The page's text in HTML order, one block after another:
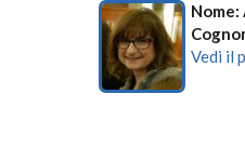
Nome:
Vedi il